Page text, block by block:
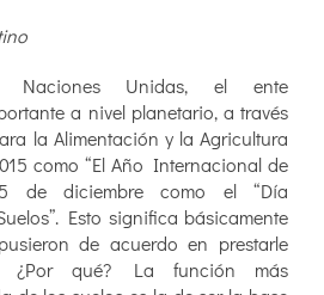
Naciones Unidas, el ente
a nivel planetario, a través
la Alimentación y la Agricultura
como “El Año Internacional de
de diciembre como el “Día
Esto significa básicamente
de acuerdo en prestarle
¿Por qué? La función más